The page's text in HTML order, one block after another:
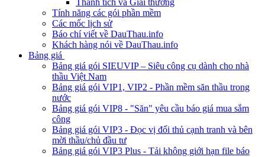
Thành tích và Giải thưởng
Tính năng các gói phần mềm
Các mốc lịch sử
Báo chí viết về DauThau.info
Khách hàng nói về DauThau.info
Bảng giá
Bảng giá gói SIEUVIP – Siêu công cụ dành cho nhà
thầu Việt Nam
Bảng giá gói VIP1, VIP2 - Phần mềm săn thầu trong
nước
Bảng giá gói VIP8 - "Săn" yêu cầu báo giá mua sắm
công
Bảng giá gói VIP3 - Đọc vị đối thủ cạnh tranh và bên
mời thầu/chủ đầu tư
Bảng giá gói VIP3 Plus - Tải không giới hạn file báo